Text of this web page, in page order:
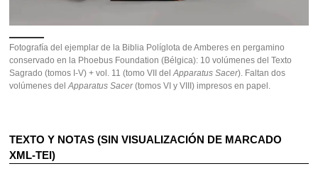
Fotografía del ejemplar de la Biblia Políglota de Amberes en pergamino
conservado en la Phoebus Foundation (Bélgica): 10 volúmenes del Texto
Sagrado (tomos I-V) + vol. 11 (tomo VII delApparatus Sacer). Faltan dos
volúmenes delApparatus Sacer(tomos VI y VIII) impresos en papel.
TEXTO Y NOTAS (SIN VISUALIZACIÓN DE MARCADO
XML-TEI)